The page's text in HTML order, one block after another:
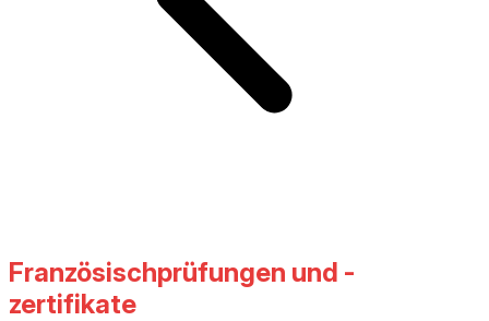
Französischprüfungen und -
zertifikate